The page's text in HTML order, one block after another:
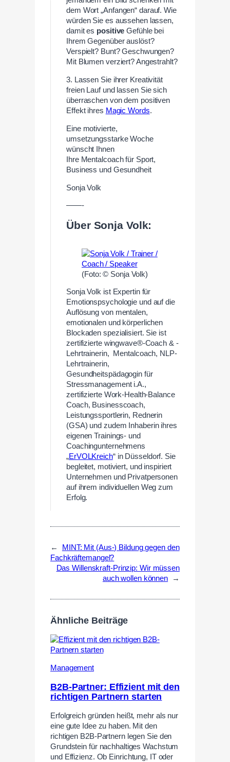
dem Wort „Anfangen“ darauf. Wie
würden Sie es aussehen lassen,
damit es positive Gefühle bei
Ihrem Gegenüber auslöst?
Verspielt? Bunt? Geschwungen?
Mit Blumen verziert? Angestrahlt?
3. Lassen Sie ihrer Kreativität
freien Lauf und lassen Sie sich
überraschen von dem positiven
Effekt ihres Magic Words.
Eine motivierte,
umsetzungsstarke Woche
wünscht Ihnen
Ihre Mentalcoach für Sport,
Business und Gesundheit
Sonja Volk
——-
Über Sonja Volk:
(Foto: © Sonja Volk)
Sonja Volk ist Expertin für
Emotionspsychologie und auf die
Auflösung von mentalen,
emotionalen und körperlichen
Blockaden spezialisiert. Sie ist
zertifizierte wingwave®-Coach & -
Lehrtrainerin, Mentalcoach, NLP-
Lehrtrainerin,
Gesundheitspädagogin für
Stressmanagement i.A.,
zertifizierte Work-Health-Balance
Coach, Businesscoach,
Leistungssportlerin, Rednerin
(GSA) und zudem Inhaberin ihres
eigenen Trainings- und
Coachingunternehmens
„ErVOLKreich“ in Düsseldorf. Sie
begleitet, motiviert, und inspiriert
Unternehmen und Privatpersonen
auf ihrem individuellen Weg zum
Erfolg.
←
MINT: Mit (Aus-) Bildung gegen den
Fachkräftemangel?
Das Willenskraft-Prinzip: Wir müssen
auch wollen können
→
Ähnliche Beiträge
Management
B2B-Partner: Effizient mit den
richtigen Partnern starten
Erfolgreich gründen heißt, mehr als nur
eine gute Idee zu haben. Mit den
richtigen B2B-Partnern legen Sie den
Grundstein für nachhaltiges Wachstum
und Effizienz. Ob Einrichtung, IT oder